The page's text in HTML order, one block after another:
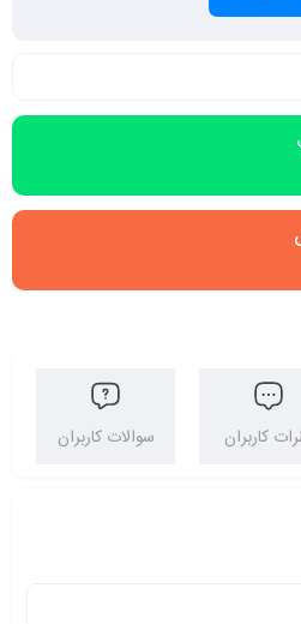
کاربران سوالات کاربران